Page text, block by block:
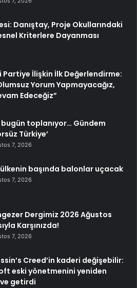
Danıştay, Proje Okullarındaki
Kriterlere Dayanması
Partiye İlişkin İlk Değerlendirme:
Yorum Yapmayacağız,
Edeceğiz”
bugün toplanıyor… Gündem
Türkiye’
7, 2026
başında balonlar uçacak
7, 2026
Dergimiz 2026 Ağustos
Karşınızda!
7, 2026
Creed’in kaderi değişebilir:
eski yönetmenini yeniden
getirdi